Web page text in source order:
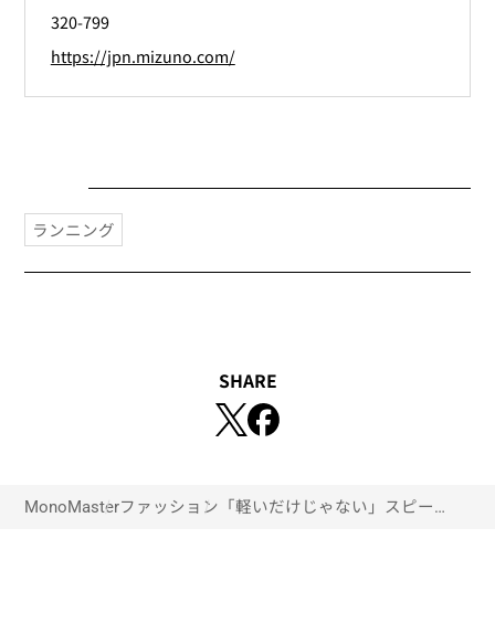
320-799
https://jpn.mizuno.com/
ランニング
SHARE
MonoMasterファッション 「軽いだけじゃない」スピードを